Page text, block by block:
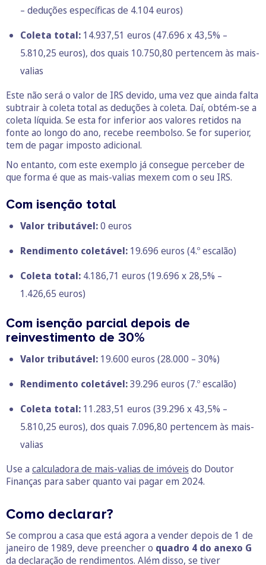
– deduções específicas de 4.104 euros)
Coleta total: 14.937,51 euros (47.696 x 43,5% –
5.810,25 euros), dos quais 10.750,80 pertencem às mais-
valias
Este não será o valor de IRS devido, uma vez que ainda falta
subtrair à coleta total as deduções à coleta. Daí, obtém-se a
coleta líquida. Se esta for inferior aos valores retidos na
fonte ao longo do ano, recebe reembolso. Se for superior,
tem de pagar imposto adicional.
No entanto, com este exemplo já consegue perceber de
que forma é que as mais-valias mexem com o seu IRS.
Com isenção total
Valor tributável:0 euros
Rendimento coletável: 19.696 euros (4.º escalão)
Coleta total: 4.186,71 euros (19.696 x 28,5% –
1.426,65 euros)
Com isenção parcial depois de
reinvestimento de 30%
Valor tributável: 19.600 euros (28.000 – 30%)
Rendimento coletável:39.296 euros (7.º escalão)
Coleta total: 11.283,51 euros (39.296 x 43,5% –
5.810,25 euros), dos quais 7.096,80 pertencem às mais-
valias
Use a calculadora de mais-valias de imóveis do Doutor
Finanças para saber quanto vai pagar em 2024.
Como declarar?
Se comprou a casa que está agora a vender depois de 1 de
janeiro de 1989, deve preencher o quadro 4 do anexo G
da declaração de rendimentos. Além disso, se tiver